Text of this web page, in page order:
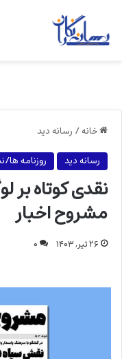
خانه/ رسانه دید
رسانه دید
روزنامه
نقدی کوتاه بر
مشروح اخبار
۲۶ تیر, ۱۴۰۳ ۰